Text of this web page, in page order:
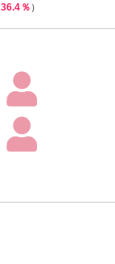
36.4％ ）